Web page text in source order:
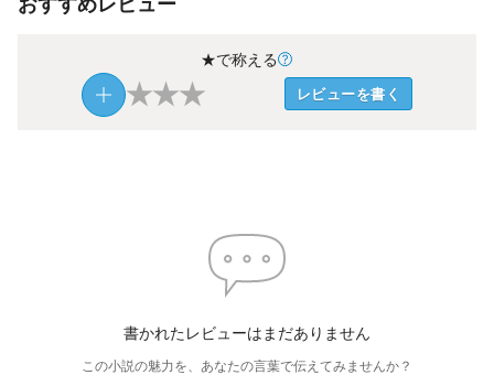
★で称える
★★★ レビューを書く
書かれたレビューはまだありません
この小説の魅力を、あなたの言葉で伝えてみませんか？